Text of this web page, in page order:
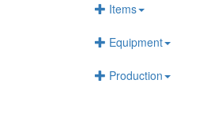
Items
Equipment
Production